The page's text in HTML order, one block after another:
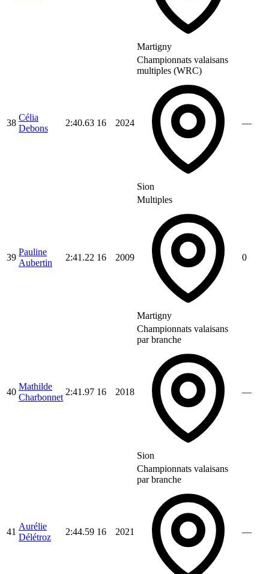
Martigny
38
Célia
Debons
2:40.63 16 2024
Championnats valaisans
multiples (WRC)
Sion
—
39
Pauline
Aubertin
2:41.22 16 2009
Multiples
Martigny
0
40
Mathilde
Charbonnet
2:41.97 16 2018
Championnats valaisans
par branche
Sion
—
41
Aurélie
Délétroz
2:44.59 16 2021
Championnats valaisans
par branche
—